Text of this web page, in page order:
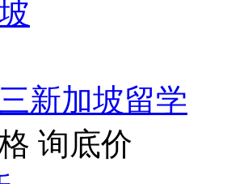
新加坡留学
询底价